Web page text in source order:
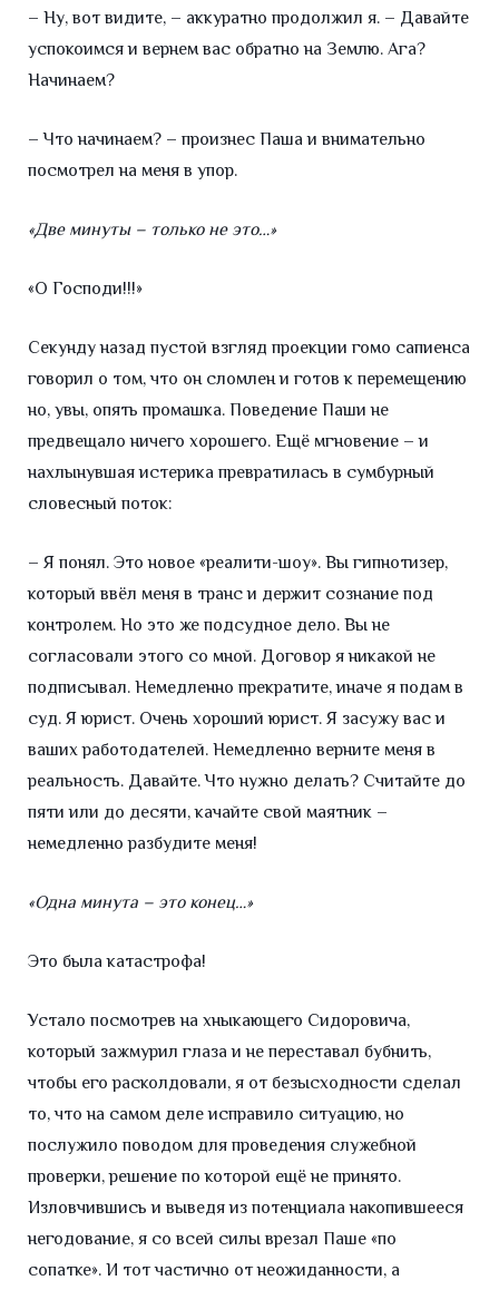
– Ну, вот видите, – аккуратно продолжил я. – Давайте
успокоимся и вернем вас обратно на Землю. Ага?
Начинаем?
– Что начинаем? – произнес Паша и внимательно
посмотрел на меня в упор.
«Две минуты – только не это…»
«О Господи!!!»
Секунду назад пустой взгляд проекции гомо сапиенса
говорил о том, что он сломлен и готов к перемещению
но, увы, опять промашка. Поведение Паши не
предвещало ничего хорошего. Ещё мгновение – и
нахлынувшая истерика превратилась в сумбурный
словесный поток:
– Я понял. Это новое «реалити-шоу». Вы гипнотизер,
который ввёл меня в транс и держит сознание под
контролем. Но это же подсудное дело. Вы не
согласовали этого со мной. Договор я никакой не
подписывал. Немедленно прекратите, иначе я подам в
суд. Я юрист. Очень хороший юрист. Я засужу вас и
ваших работодателей. Немедленно верните меня в
реальность. Давайте. Что нужно делать? Считайте до
пяти или до десяти, качайте свой маятник –
немедленно разбудите меня!
«Одна минута – это конец…»
Это была катастрофа!
Устало посмотрев на хныкающего Сидоровича,
который зажмурил глаза и не переставал бубнить,
чтобы его расколдовали, я от безысходности сделал
то, что на самом деле исправило ситуацию, но
послужило поводом для проведения служебной
проверки, решение по которой ещё не принято.
Изловчившись и выведя из потенциала накопившееся
негодование, я со всей силы врезал Паше «по
сопатке». И тот частично от неожиданности, а